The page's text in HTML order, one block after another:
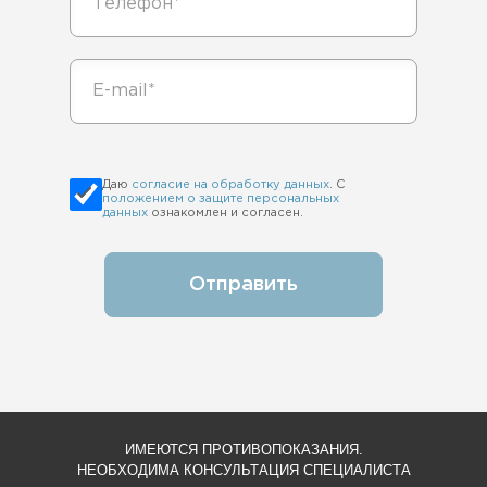
Даю согласие на обработку данных . С
положением о защите персональных
данных ознакомлен и согласен.
Отправить
ИМЕЮТСЯ ПРОТИВОПОКАЗАНИЯ.
НЕОБХОДИМА КОНСУЛЬТАЦИЯ СПЕЦИАЛИСТА